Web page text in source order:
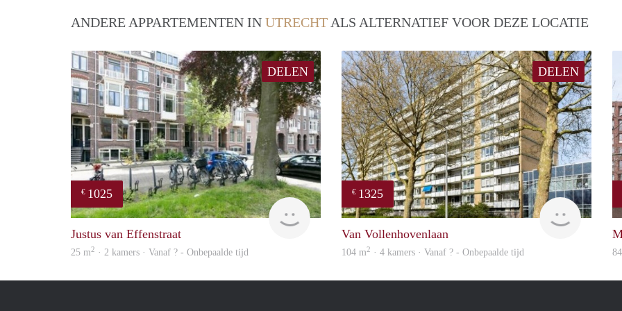
ANDERE APPARTEMENTEN IN UTRECHT ALS ALTERNATIEF VOOR DEZE LOCATIE
DELEN
€ 1025
finder
Justus van Effenstraat
25 m2 · 2 kamers · Vanaf ? - Onbepaalde tijd
DELEN
€ 1325
finder
Van Vollenhovenlaan
104 m2 · 4 kamers · Vanaf ? - Onbepaalde tijd